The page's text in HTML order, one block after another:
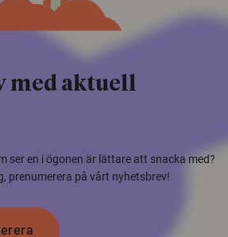
med aktuell
ser en i ögonen är lättare att snacka med?
prenumerera på vårt nyhetsbrev!